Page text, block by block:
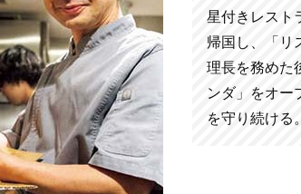
星付きレスト
帰国し、「リ
理長を務めた
ンダ」をオー
を守り続ける。